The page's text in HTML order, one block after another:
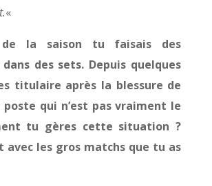
«
la saison tu faisais des
des sets. Depuis quelques
titulaire après la blessure de
poste qui n’est pas vraiment le
tu gères cette situation ?
avec les gros matchs que tu as